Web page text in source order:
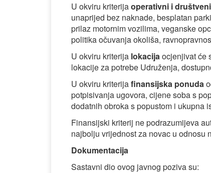
U okviru kriterijaoperativni i
unaprijed bez naknade, besplatan
prilaz motornim vozilima, veganske
politika očuvanja okoliša,
U okviru kriterija lokacijaocjenjivat će
lokacije za potrebe Udruženja,
U okviru kriterijafinansijska ponuda
potpisivanja ugovora, cijene soba s
dodatnih obroka s popustom i ukupna
Finansijski kriterij ne podrazumijeva
najbolju vrijednost za novac u odnosu
Dokumentacija
Sastavni dio ovog javnog poziva su: